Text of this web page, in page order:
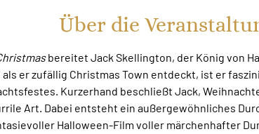
Über die
bereitet Jack Skellington, der König von
als er zufällig Christmas Town entdeckt, ist er
Kurzerhand beschließt Jack,
Art. Dabei entsteht ein außergewöhnliches
Halloween-Film voller märchenhafter